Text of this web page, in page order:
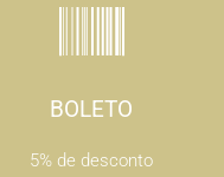
BOLETO
5% de desconto